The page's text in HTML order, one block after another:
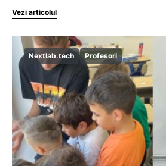
Vezi articolul
Nextlab.tech Profesori